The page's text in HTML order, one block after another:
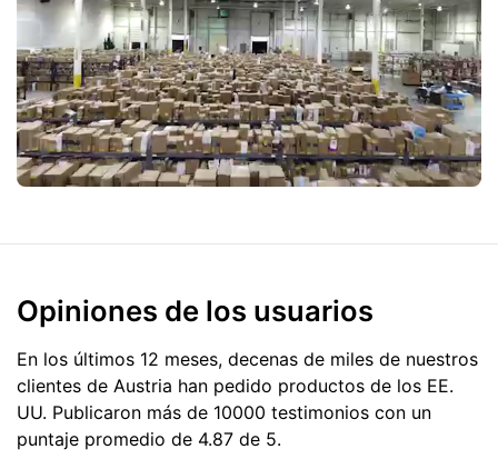
Opiniones de los usuarios
En los últimos 12 meses, decenas de miles de nuestros
clientes de Austria han pedido productos de los EE.
UU. Publicaron más de 10000 testimonios con un
puntaje promedio de 4.87 de 5.